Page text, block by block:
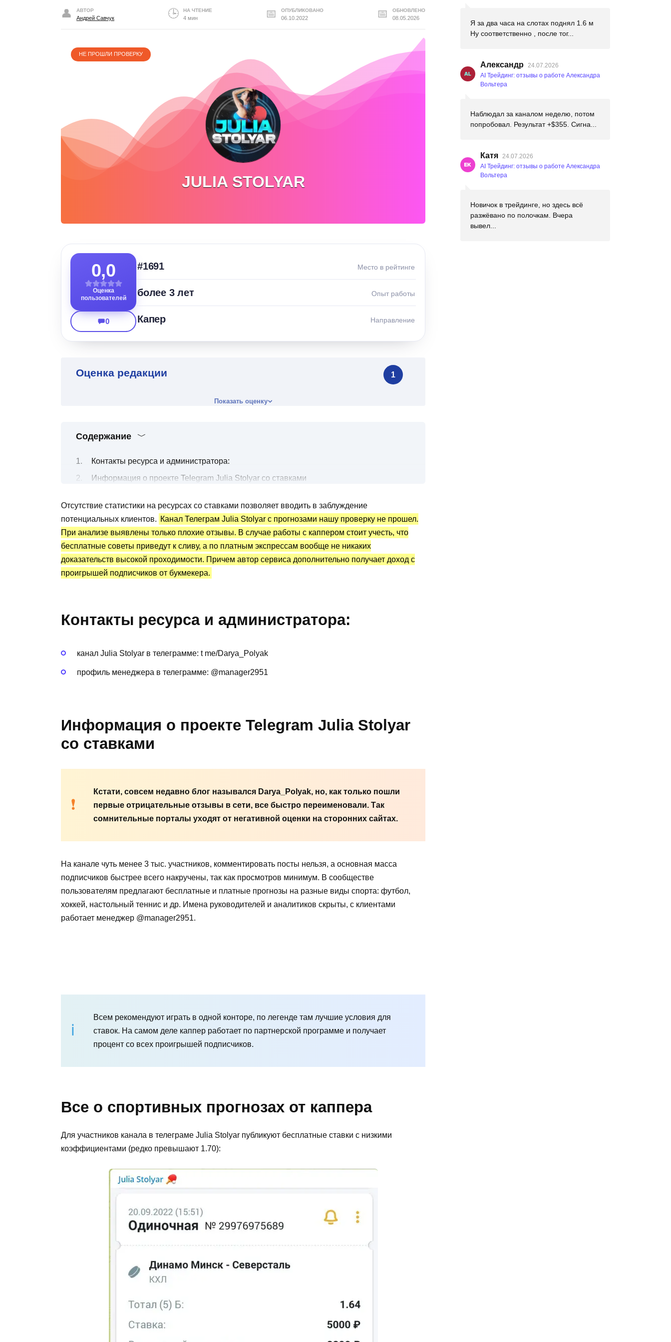
АВТОР
Андрей Савчук
НА ЧТЕНИЕ
4 мин
ОПУБЛИКОВАНО
06.10.2022
ОБНОВЛЕНО
08.05.2026
JULIA STOLYAR
НЕ ПРОШЛИ ПРОВЕРКУ
0,0
Оценка
пользователей
0
#1691 Место в рейтинге
более 3 лет Опыт работы
Капер Направление
Оценка редакции 1
Показать оценку
Содержание
Контакты ресурса и администратора:
Информация о проекте Telegram Julia Stolyar со ставками
Канал Telegram Julia Stolyar (Darya_Polyak): статистика и отзывы
Преимущества и недостатки
Отсутствие статистики на ресурсах со ставками позволяет вводить в заблуждение
потенциальных клиентов. Канал Телеграм Julia Stolyar с прогнозами нашу проверку не прошел.
При анализе выявлены только плохие отзывы. В случае работы с каппером стоит учесть, что
бесплатные советы приведут к сливу, а по платным экспрессам вообще не никаких
доказательств высокой проходимости. Причем автор сервиса дополнительно получает доход с
проигрышей подписчиков от букмекера.
Контакты ресурса и администратора:
канал Julia Stolyar в телеграмме: t me/Darya_Polyak
профиль менеджера в телеграмме: @manager2951
Информация о проекте Telegram Julia Stolyar
со ставками
Кстати, совсем недавно блог назывался Darya Polyak, но, как только пошли
первые отрицательные отзывы в сети, все быстро переименовали. Так
сомнительные порталы уходят от негативной оценки на сторонних сайтах.
На канале чуть менее 3 тыс. участников, комментировать посты нельзя, а основная масса
подписчиков быстрее всего накручены, так как просмотров минимум. В сообществе
пользователям предлагают бесплатные и платные прогнозы на разные виды спорта: футбол,
хоккей, настольный теннис и др. Имена руководителей и аналитиков скрыты, с клиентами
работает менеджер @manager2951.
Всем рекомендуют играть в одной конторе, по легенде там лучшие условия для
ставок. На самом деле каппер работает по партнерской программе и получает
процент со всех проигрышей подписчиков.
Все о спортивных прогнозах от каппера
Для участников канала в телеграме Julia Stolyar публикуют бесплатные ставки с низкими
коэффициентами (редко превышают 1.70):
Я за два часа на слотах поднял 1.6 м
Ну соответственно , после тог...
Александр
24.07.2026
AI Трейдинг: отзывы о работе Александра
Вольтера
Наблюдал за каналом неделю, потом
попробовал. Результат +$355. Сигна...
Катя 24.07.2026
AI Трейдинг: отзывы о работе Александра
Вольтера
Новичок в трейдинге, но здесь всё
разжёвано по полочкам. Вчера
вывел...